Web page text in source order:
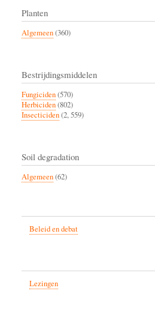
Planten
Algemeen(360)
Bestrijdingsmiddelen
Fungiciden(570)
Herbiciden(802)
Insecticiden(2, 559)
Soil degradation
Algemeen(62)
Beleid en debat
Lezingen